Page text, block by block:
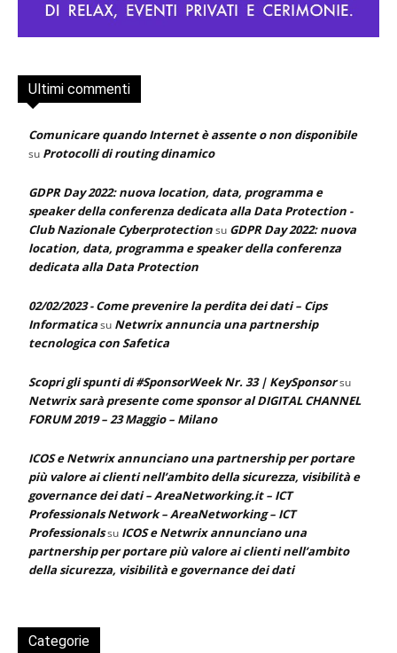
Ultimi commenti
Comunicare quando Internet è assente o non disponibile
su Protocolli di routing dinamico
GDPR Day 2022: nuova location, data, programma e
speaker della conferenza dedicata alla Data Protection -
Club Nazionale Cyberprotectionsu GDPR Day 2022: nuova
location, data, programma e speaker della conferenza
dedicata alla Data Protection
02/02/2023 - Come prevenire la perdita dei dati – Cips
Informaticasu Netwrix annuncia una partnership
tecnologica con Safetica
Scopri gli spunti di #SponsorWeek Nr. 33 | KeySponsorsu
Netwrix sarà presente come sponsor al DIGITAL CHANNEL
FORUM 2019 – 23 Maggio – Milano
ICOS e Netwrix annunciano una partnership per portare
più valore ai clienti nell’ambito della sicurezza, visibilità e
governance dei dati – AreaNetworking.it – ICT
Professionals Network – AreaNetworking – ICT
Professionalssu ICOS e Netwrix annunciano una
partnership per portare più valore ai clienti nell’ambito
della sicurezza, visibilità e governance dei dati
Categorie